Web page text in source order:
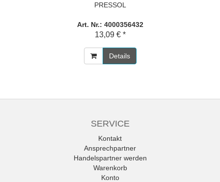
PRESSOL
Art. Nr.: 4000356432
13,09 € *
Details
SERVICE
Kontakt
Ansprechpartner
Handelspartner werden
Warenkorb
Konto